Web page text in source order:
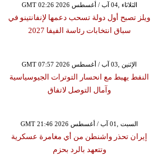
GMT 02:26 2026 الثلاثاء ,04 آب / أغسطس
ويلز تصبح أول دولة تسحب دعمها لإنفانتينو في
سباق انتخابات رئاسة الفيفا 2027
GMT 07:57 2026 الإثنين ,03 آب / أغسطس
النفط يهبط مع انحسار التوترات الجيوسياسية
وآمال التوصل لاتفاق
GMT 21:46 2026 السبت ,01 آب / أغسطس
إيران تحذر واشنطن من أي مغامرة عسكرية
وتتعهد بالرد بحزم